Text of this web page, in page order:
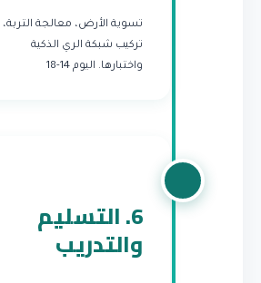
تسوية الأرض، معالجة التربة،
تركيب شبكة الري الذكية
واختبارها. اليوم 14-18
6. التسليم
والتدريب